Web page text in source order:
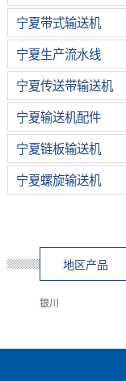
宁夏带式输送机
宁夏生产流水线
宁夏传送带输送机
宁夏输送机配件
宁夏链板输送机
宁夏螺旋输送机
地区产品
银川